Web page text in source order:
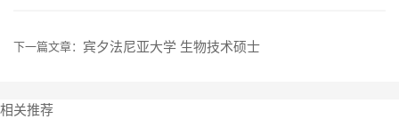
下一篇文章： 宾夕法尼亚大学 生物技术硕士
相关推荐